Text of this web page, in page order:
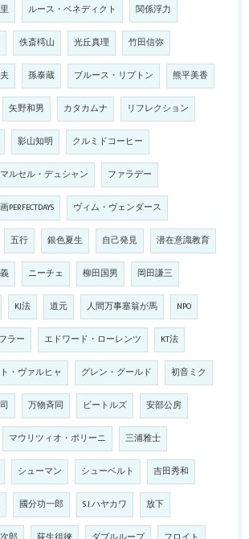
ルース・ベネディクト 関係浮力
佚斎樗山 光丘真理 竹田信弥
孫泰蔵 ブルース・リプトン 熊平美香
矢野和男 カタカムナ リフレクション
影山知明 クルミドコーヒー
マルセル・デュシャン ファラデー
PERFECTDAYS ヴィム・ヴェンダース
五行 銀色夏生 自己発見 潜在意識教育
ニーチェ 柳田国男 岡田謙三
KJ法 道元 人間万事塞翁が馬 NPO
ラー エドワード・ローレンツ KT法
・ヴァルヒャ グレン・グールド 初音ミク
万物斉同 ビートルズ 安部公房
マウリツィオ・ポリーニ 三浦雅士
シューマン シューベルト 吉田秀和
國分功一郎 S.I.ハヤカワ 放下